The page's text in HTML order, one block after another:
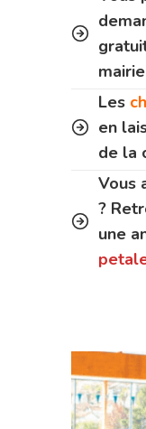
Les
en
de la
Vous
?
une